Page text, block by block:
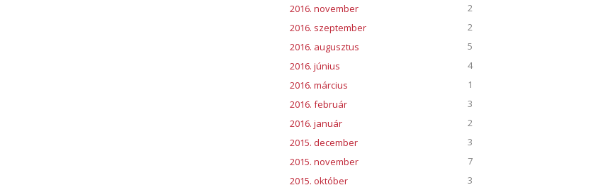
2016. november
2
2016. szeptember
2
2016. augusztus
5
2016. június
4
2016. március
1
2016. február
3
2016. január
2
2015. december
3
2015. november
7
2015. október
3